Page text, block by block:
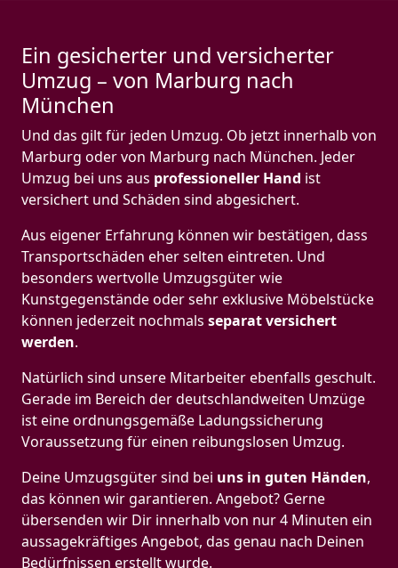
Ein gesicherter und versicherter
Umzug – von Marburg nach
München
Und das gilt für jeden Umzug. Ob jetzt innerhalb von
Marburg oder von Marburg nach München. Jeder
Umzug bei uns aus professioneller Hand ist
versichert und Schäden sind abgesichert.
Aus eigener Erfahrung können wir bestätigen, dass
Transportschäden eher selten eintreten. Und
besonders wertvolle Umzugsgüter wie
Kunstgegenstände oder sehr exklusive Möbelstücke
können jederzeit nochmals separat versichert
werden.
Natürlich sind unsere Mitarbeiter ebenfalls geschult.
Gerade im Bereich der deutschlandweiten Umzüge
ist eine ordnungsgemäße Ladungssicherung
Voraussetzung für einen reibungslosen Umzug.
Deine Umzugsgüter sind bei uns in guten Händen,
das können wir garantieren. Angebot? Gerne
übersenden wir Dir innerhalb von nur 4 Minuten ein
aussagekräftiges Angebot, das genau nach Deinen
Bedürfnissen erstellt wurde.